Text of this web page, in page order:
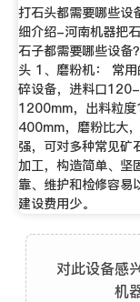
打石头都需要哪些设
细介绍-河南机器把
石子都需要哪些设备
头 1、磨粉机： 常
碎设备，进料口120-
1200mm，出料粒
400mm，磨粉比大
强，可对多种常见矿
加工，构造简单、坚
靠、维护和检修容易
建设费用少。
对此设备感
机